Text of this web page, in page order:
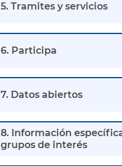
5. Tramites y servicios
6. Participa
7. Datos abiertos
8. Información
grupos de interés